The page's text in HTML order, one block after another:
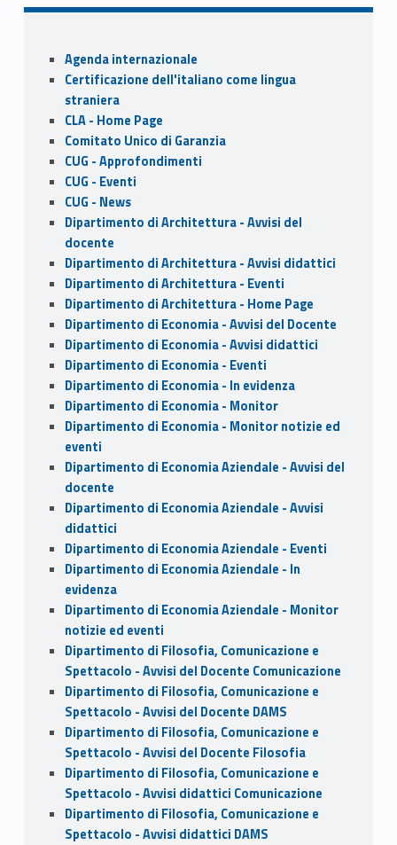
b
o
o
k
d
o
n
l e
Sidebar
Agenda internazionale
Certificazione dell'italiano come lingua
straniera
CLA - Home Page
Comitato Unico di Garanzia
CUG - Approfondimenti
CUG - Eventi
CUG - News
Dipartimento di Architettura - Avvisi del
docente
Dipartimento di Architettura - Avvisi didattici
Dipartimento di Architettura - Eventi
Dipartimento di Architettura - Home Page
Dipartimento di Economia - Avvisi del Docente
Dipartimento di Economia - Avvisi didattici
Dipartimento di Economia - Eventi
Dipartimento di Economia - In evidenza
Dipartimento di Economia - Monitor
Dipartimento di Economia - Monitor notizie ed
eventi
Dipartimento di Economia Aziendale - Avvisi del
docente
Dipartimento di Economia Aziendale - Avvisi
didattici
Dipartimento di Economia Aziendale - Eventi
Dipartimento di Economia Aziendale - In
evidenza
Dipartimento di Economia Aziendale - Monitor
notizie ed eventi
Dipartimento di Filosofia, Comunicazione e
Spettacolo - Avvisi del Docente Comunicazione
Dipartimento di Filosofia, Comunicazione e
Spettacolo - Avvisi del Docente DAMS
Dipartimento di Filosofia, Comunicazione e
Spettacolo - Avvisi del Docente Filosofia
Dipartimento di Filosofia, Comunicazione e
Spettacolo - Avvisi didattici Comunicazione
Dipartimento di Filosofia, Comunicazione e
Spettacolo - Avvisi didattici DAMS